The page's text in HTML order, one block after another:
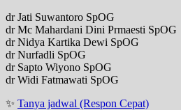
dr Jati Suwantoro SpOG
dr Mc Mahardani Dini Prmaesti SpOG
dr Nidya Kartika Dewi SpOG
dr Nurfadli SpOG
dr Sapto Wiyono SpOG
dr Widi Fatmawati SpOG
✨ Tanya jadwal (Respon Cepat)